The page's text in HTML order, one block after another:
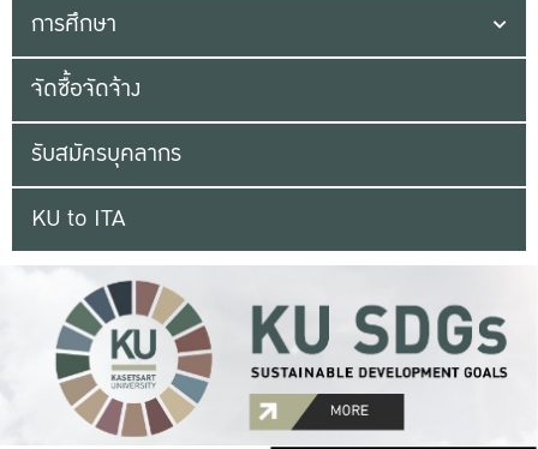
การศึกษา
จัดซื้อจัดจ้าง
รับสมัครบุคลากร
KU to ITA